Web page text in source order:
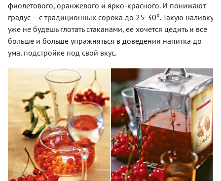
фиолетового, оранжевого и ярко-красного. И понижают
градус – с традиционных сорока до 25-30°. Такую наливку
уже не будешь глотать стаканами, ее хочется цедить и все
больше и больше упражняться в доведении напитка до
ума, подстройке под свой вкус.